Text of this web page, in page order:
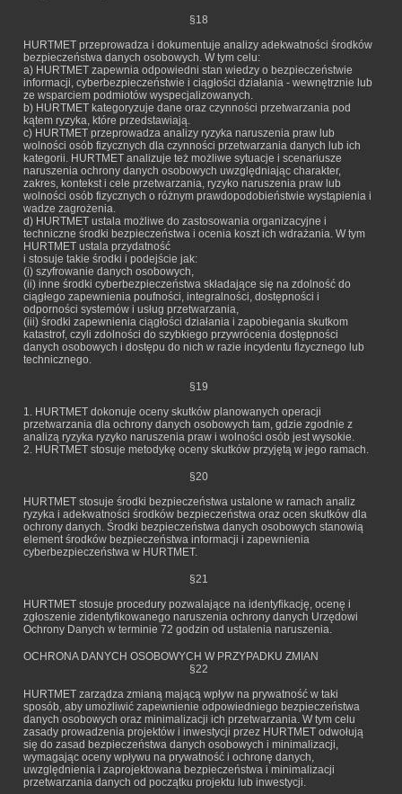
§18
HURTMET przeprowadza i dokumentuje analizy adekwatności środków
bezpieczeństwa danych osobowych. W tym celu:
a) HURTMET zapewnia odpowiedni stan wiedzy o bezpieczeństwie
informacji, cyberbezpieczeństwie i ciągłości działania - wewnętrznie lub
ze wsparciem podmiotów wyspecjalizowanych.
b) HURTMET kategoryzuje dane oraz czynności przetwarzania pod
kątem ryzyka, które przedstawiają.
c) HURTMET przeprowadza analizy ryzyka naruszenia praw lub
wolności osób fizycznych dla czynności przetwarzania danych lub ich
kategorii. HURTMET analizuje też możliwe sytuacje i scenariusze
naruszenia ochrony danych osobowych uwzględniając charakter,
zakres, kontekst i cele przetwarzania, ryzyko naruszenia praw lub
wolności osób fizycznych o różnym prawdopodobieństwie wystąpienia i
wadze zagrożenia.
d) HURTMET ustala możliwe do zastosowania organizacyjne i
techniczne środki bezpieczeństwa i ocenia koszt ich wdrażania. W tym
HURTMET ustala przydatność
i stosuje takie środki i podejście jak:
(i) szyfrowanie danych osobowych,
(ii) inne środki cyberbezpieczeństwa składające się na zdolność do
ciągłego zapewnienia poufności, integralności, dostępności i
odporności systemów i usług przetwarzania,
(iii) środki zapewnienia ciągłości działania i zapobiegania skutkom
katastrof, czyli zdolności do szybkiego przywrócenia dostępności
danych osobowych i dostępu do nich w razie incydentu fizycznego lub
technicznego.
§19
1. HURTMET dokonuje oceny skutków planowanych operacji
przetwarzania dla ochrony danych osobowych tam, gdzie zgodnie z
analizą ryzyka ryzyko naruszenia praw i wolności osób jest wysokie.
2. HURTMET stosuje metodykę oceny skutków przyjętą w jego ramach.
§20
HURTMET stosuje środki bezpieczeństwa ustalone w ramach analiz
ryzyka i adekwatności środków bezpieczeństwa oraz ocen skutków dla
ochrony danych. Środki bezpieczeństwa danych osobowych stanowią
element środków bezpieczeństwa informacji i zapewnienia
cyberbezpieczeństwa w HURTMET.
§21
HURTMET stosuje procedury pozwalające na identyfikację, ocenę i
zgłoszenie zidentyfikowanego naruszenia ochrony danych Urzędowi
Ochrony Danych w terminie 72 godzin od ustalenia naruszenia.
OCHRONA DANYCH OSOBOWYCH W PRZYPADKU ZMIAN
§22
HURTMET zarządza zmianą mającą wpływ na prywatność w taki
sposób, aby umożliwić zapewnienie odpowiedniego bezpieczeństwa
danych osobowych oraz minimalizacji ich przetwarzania. W tym celu
zasady prowadzenia projektów i inwestycji przez HURTMET odwołują
się do zasad bezpieczeństwa danych osobowych i minimalizacji,
wymagając oceny wpływu na prywatność i ochronę danych,
uwzględnienia i zaprojektowana bezpieczeństwa i minimalizacji
przetwarzania danych od początku projektu lub inwestycji.